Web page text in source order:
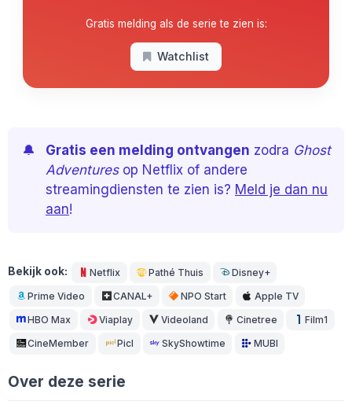
Gratis melding als de serie te zien is:
Watchlist
🔔 Gratis een melding ontvangen zodra Ghost
Adventuresop Netflix of andere
streamingdiensten te zien is? Meld je dan nu
aan!
Bekijk ook: Netflix Pathé Thuis Disney+
Prime Video CANAL+ NPO Start Apple TV
HBO Max Viaplay Videoland Cinetree Film1
CineMember Picl SkyShowtime MUBI
Over deze serie